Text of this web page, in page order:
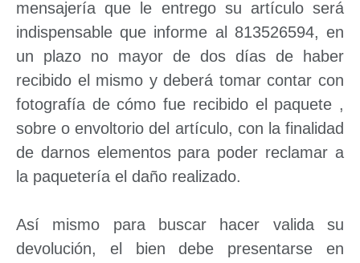
mensajería que le entrego su artículo será
indispensable que informe al 813526594, en
un plazo no mayor de dos días de haber
recibido el mismo y deberá tomar contar con
fotografía de cómo fue recibido el paquete ,
sobre o envoltorio del artículo, con la finalidad
de darnos elementos para poder reclamar a
la paquetería el daño realizado.
Así mismo para buscar hacer valida su
devolución, el bien debe presentarse en